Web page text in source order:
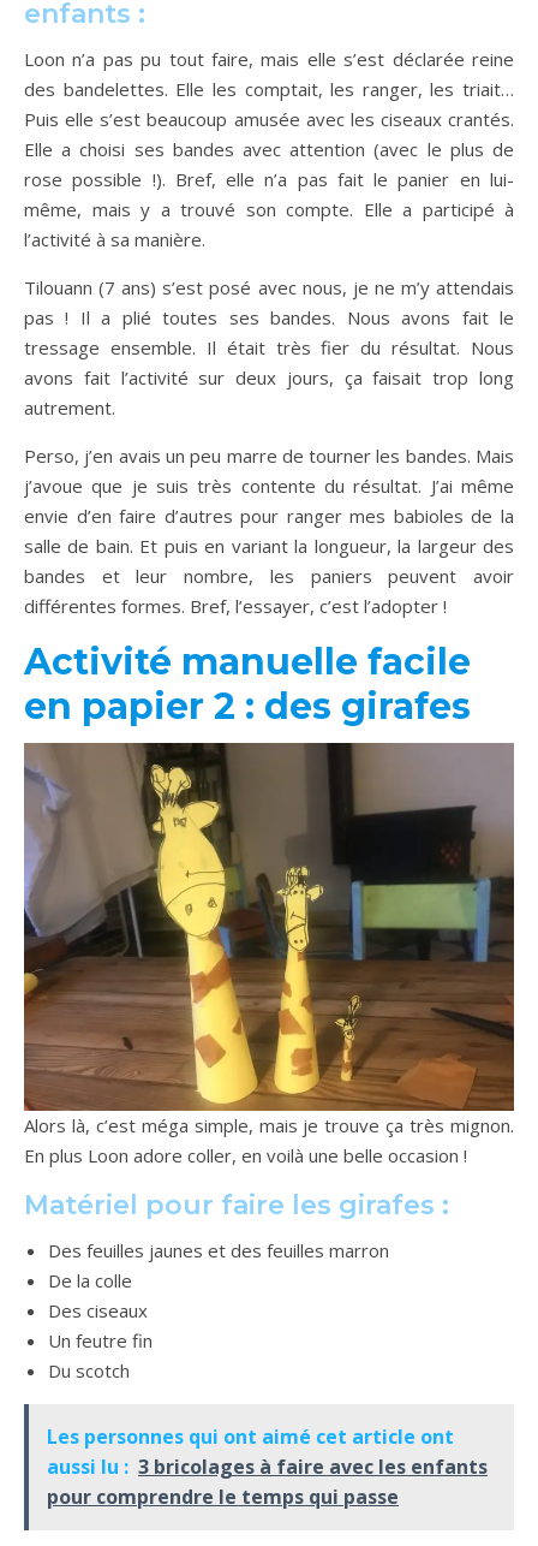
enfants :
Loon n’a pas pu tout faire, mais elle s’est déclarée reine
des bandelettes. Elle les comptait, les ranger, les triait…
Puis elle s’est beaucoup amusée avec les ciseaux crantés.
Elle a choisi ses bandes avec attention (avec le plus de
rose possible !). Bref, elle n’a pas fait le panier en lui-
même, mais y a trouvé son compte. Elle a participé à
l’activité à sa manière.
Tilouann (7 ans) s’est posé avec nous, je ne m’y attendais
pas ! Il a plié toutes ses bandes. Nous avons fait le
tressage ensemble. Il était très fier du résultat. Nous
avons fait l’activité sur deux jours, ça faisait trop long
autrement.
Perso, j’en avais un peu marre de tourner les bandes. Mais
j’avoue que je suis très contente du résultat. J’ai même
envie d’en faire d’autres pour ranger mes babioles de la
salle de bain. Et puis en variant la longueur, la largeur des
bandes et leur nombre, les paniers peuvent avoir
différentes formes. Bref, l’essayer, c’est l’adopter !
Activité manuelle facile
en papier 2 : des girafes
Alors là, c’est méga simple, mais je trouve ça très mignon.
En plus Loon adore coller, en voilà une belle occasion !
Matériel pour faire les girafes :
Des feuilles jaunes et des feuilles marron
De la colle
Des ciseaux
Un feutre fin
Du scotch
Les personnes qui ont aimé cet article ont
aussi lu : 3 bricolages à faire avec les enfants
pour comprendre le temps qui passe